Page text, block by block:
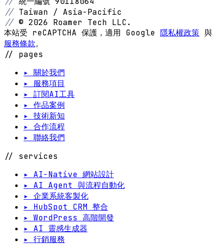
// Taiwan / Asia-Pacific
// © 2026 Roamer Tech LLC.
本站受 reCAPTCHA 保護，適用 Google 隱私權政策 與
服務條款。
// pages
▸ 關於我們
▸ 服務項目
▸ 訂閱AI工具
▸ 作品案例
▸ 技術新知
▸ 合作流程
▸ 聯絡我們
// services
▸ AI-Native 網站設計
▸ AI Agent 與流程自動化
▸ 企業系統客製化
▸ HubSpot CRM 整合
▸ WordPress 高階開發
▸ AI 靈感生成器
▸ 行銷服務